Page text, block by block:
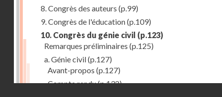
8. Congrès des auteurs (p.99)
9. Congrès de l'éducation(p.109)
10. Congrès du génie civil (p.123)
Remarques préliminaires (p.125)
a. Génie civil(p.127)
Avant-propos (p.127)
Compte rendu(p.132)